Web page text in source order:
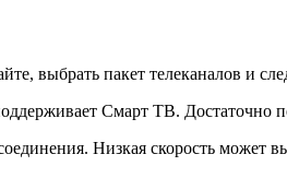
выбрать пакет телеканалов и
Смарт ТВ. Достаточно
Низкая скорость может